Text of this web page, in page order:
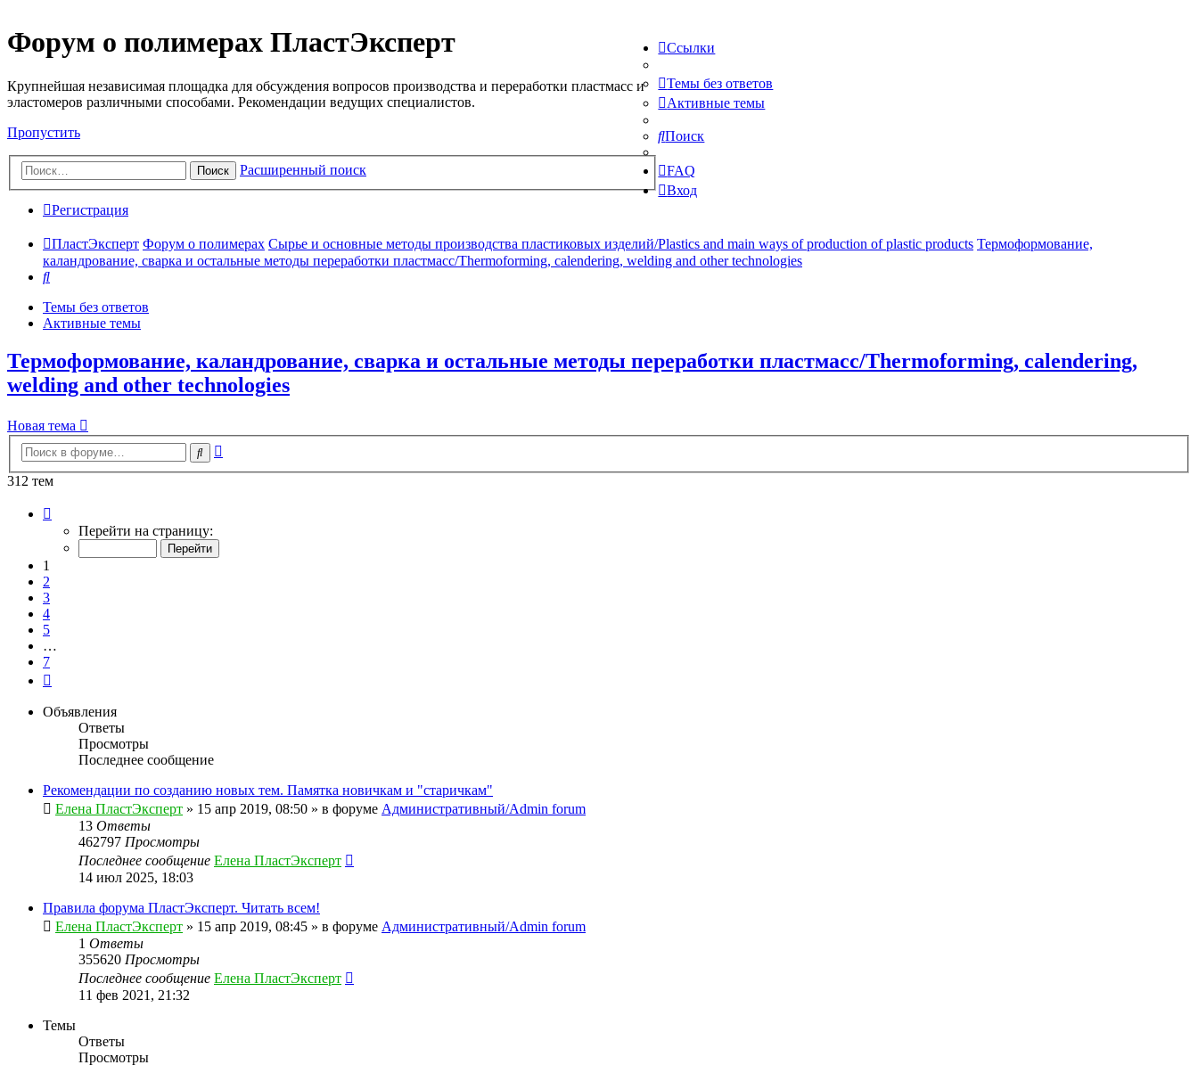
Форум о полимерах ПластЭксперт
Крупнейшая независимая площадка для обсуждения вопросов производства и переработки пластмасс и
эластомеров различными способами. Рекомендации ведущих специалистов.
Пропустить
Поиск Расширенный поиск
Ссылки
Темы без ответов
Активные темы
Поиск
FAQ
Вход
Регистрация
ПластЭксперт Форум о полимерах Сырье и основные методы производства пластиковых изделий/Plastics and main ways of production of plastic products Термоформование,
каландрование, сварка и остальные методы переработки пластмасс/Thermoforming, calendering, welding and other technologies
Поиск
Темы без ответов
Активные темы
Термоформование, каландрование, сварка и остальные методы переработки пластмасс/Thermoforming, calendering,
welding and other technologies
Новая тема
Поиск
312 тем
Перейти на страницу:
1
2
3
4
5
…
7
Объявления
Ответы
Просмотры
Последнее сообщение
Рекомендации по созданию новых тем. Памятка новичкам и "старичкам"
Елена ПластЭксперт » 15 апр 2019, 08:50 » в форуме Административный/Admin forum
13 Ответы
462797 Просмотры
Последнее сообщение Елена ПластЭксперт
14 июл 2025, 18:03
Правила форума ПластЭксперт. Читать всем!
Елена ПластЭксперт » 15 апр 2019, 08:45 » в форуме Административный/Admin forum
1 Ответы
355620 Просмотры
Последнее сообщение Елена ПластЭксперт
11 фев 2021, 21:32
Темы
Ответы
Просмотры